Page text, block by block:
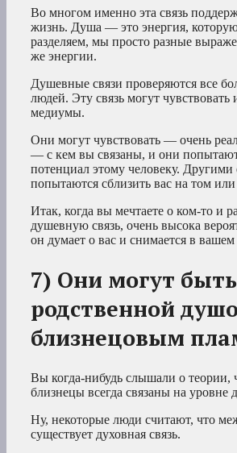
Во многом именно эта связь
жизнь. Душа — это энергия,
разделяем, мы просто разные
же энергии.
Душевные связи проверяются все
людей. Эту связь могут чувствовать
медиумы.
Они могут чувствовать — очень
— с кем вы связаны, и они
потенциал этому человеку.
попытаются сблизить вас на том
Итак, когда вы мечтаете о ком-то и
душевную связь, очень высока
он думает о вас и снимается в вашем
7) Они могут
родственной
близнецовым
Вы когда-нибудь слышали о теории,
близнецы всегда связаны на уровне
Ну, некоторые люди считают, что
существует духовная связь.